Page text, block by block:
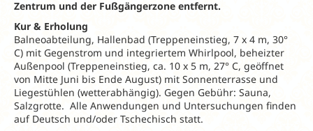
Zentrum und der Fußgängerzone entfernt.
Kur & Erholung
Balneoabteilung, Hallenbad (Treppeneinstieg, 7 x 4 m, 30°
C) mit Gegenstrom und integriertem Whirlpool, beheizter
Außenpool (Treppeneinstieg, ca. 10 x 5 m, 27° C, geöffnet
von Mitte Juni bis Ende August) mit Sonnenterrasse und
Liegestühlen (wetterabhängig). Gegen Gebühr: Sauna,
Salzgrotte. Alle Anwendungen und Untersuchungen finden
auf Deutsch und/oder Tschechisch statt.